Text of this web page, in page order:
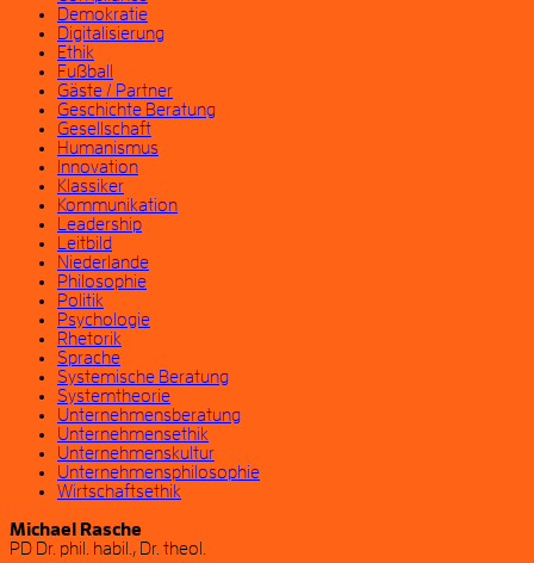
Demokratie
Digitalisierung
Ethik
Fußball
Gäste / Partner
Geschichte Beratung
Gesellschaft
Humanismus
Innovation
Klassiker
Kommunikation
Leadership
Leitbild
Niederlande
Philosophie
Politik
Psychologie
Rhetorik
Sprache
Systemische Beratung
Systemtheorie
Unternehmensberatung
Unternehmensethik
Unternehmenskultur
Unternehmensphilosophie
Wirtschaftsethik
Michael Rasche
PD Dr. phil. habil., Dr. theol.